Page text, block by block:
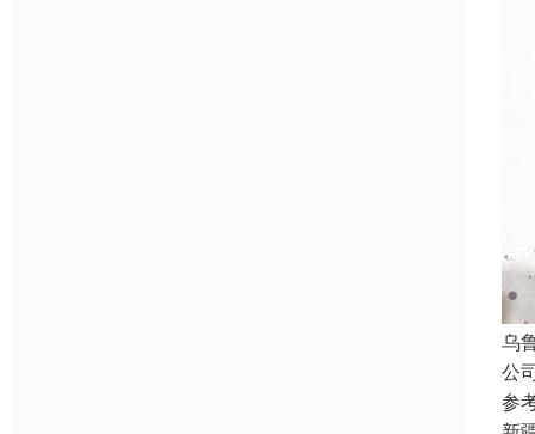
乌
公
参